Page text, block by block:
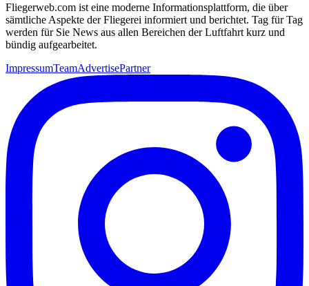
Fliegerweb.com ist eine moderne Informationsplattform, die über
sämtliche Aspekte der Fliegerei informiert und berichtet. Tag für Tag
werden für Sie News aus allen Bereichen der Luftfahrt kurz und
bündig aufgearbeitet.
ImpressumTeamAdvertisePartner